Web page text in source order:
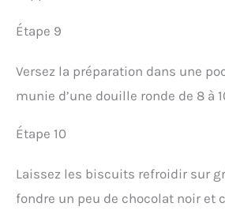
Étape 9
Versez la préparation dans une
munie d’une douille ronde de 8 à
Étape 10
Laissez les biscuits refroidir sur
fondre un peu de chocolat noir et